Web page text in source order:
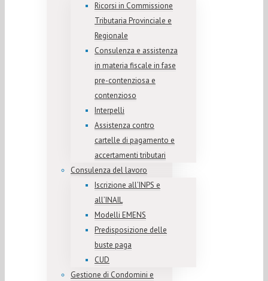
Ricorsi in Commissione
Tributaria Provinciale e
Regionale
Consulenza e assistenza
in materia fiscale in fase
pre-contenziosa e
contenzioso
Interpelli
Assistenza contro
cartelle di pagamento e
accertamenti tributari
Consulenza del lavoro
Iscrizione all’INPS e
all’INAIL
Modelli EMENS
Predisposizione delle
buste paga
CUD
Gestione di Condomini e